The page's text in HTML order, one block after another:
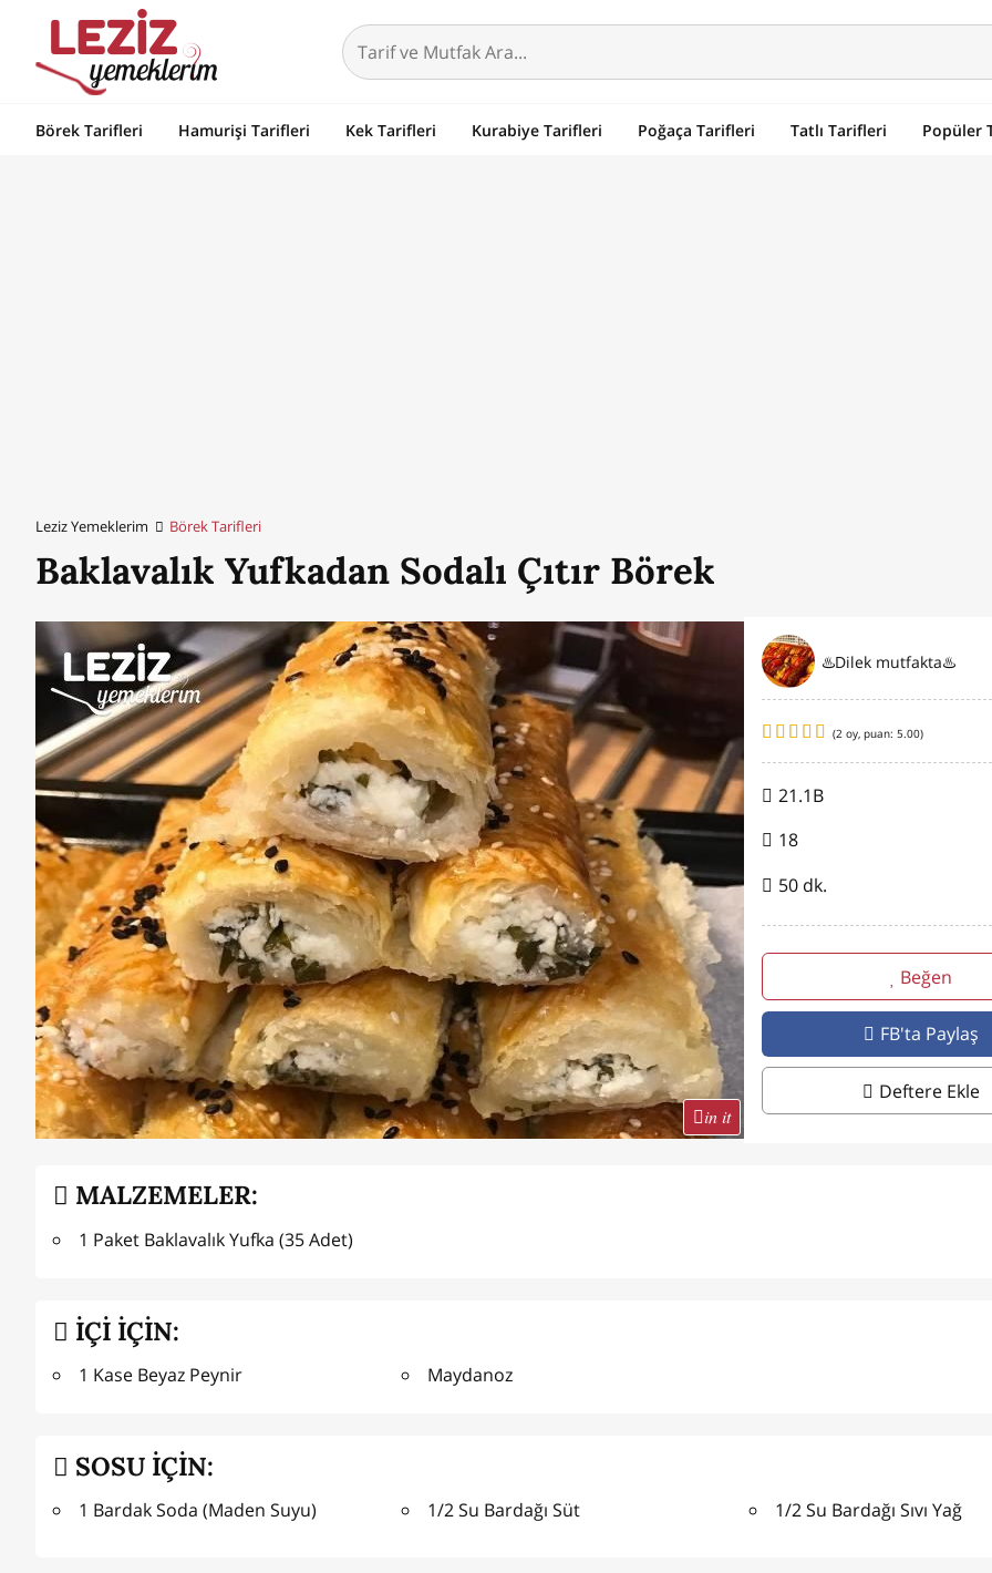
Börek Tarifleri Hamurişi Tarifleri Kek Tarifleri Kurabiye Tarifleri Poğaça Tarifleri Tatlı Tarifleri Popüler
Leziz Yemeklerim Börek Tarifleri
Baklavalık Yufkadan Sodalı Çıtır Börek
in it
♨️Dilek mutfakta♨️
(2 oy, puan: 5.00)
21.1B
18
50 dk.
Beğen
FB'ta Paylaş
Deftere Ekle
MALZEMELER:
1 Paket Baklavalık Yufka (35 Adet)
İÇİ İÇİN:
1 Kase Beyaz Peynir Maydanoz
SOSU İÇİN:
1 Bardak Soda (Maden Suyu) 1/2 Su Bardağı Süt 1/2 Su Bardağı Sıvı Yağ